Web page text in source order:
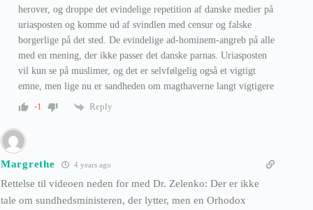
herover, og droppe det evindelige repetition af danske medier på
uriasposten og komme ud af svindlen med censur og falske
borgerlige på det sted. De evindelige ad-hominem-angreb på alle
med en mening, der ikke passer det danske parnas. Uriasposten
vil kun se på muslimer, og det er selvfølgelig også et vigtigt
emne, men lige nu er sandheden om magthaverne langt vigtigere
-1
Reply
Margrethe 4 years ago
Rettelse til videoen neden for med Dr. Zelenko: Der er ikke
tale om sundhedsministeren, der lytter, men en Orhodox